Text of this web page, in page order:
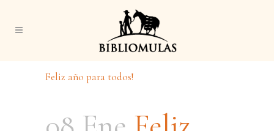
Feliz año para todos!